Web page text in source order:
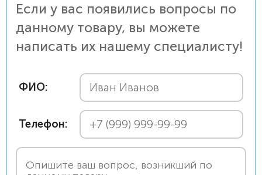
Если у вас появились вопросы по
данному товару, вы можете
написать их нашему специалисту!
ФИО:
Телефон: